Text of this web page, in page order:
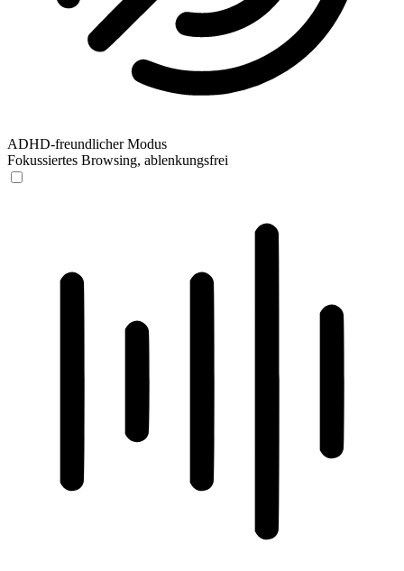
ADHD-freundlicher Modus
Fokussiertes Browsing, ablenkungsfrei